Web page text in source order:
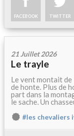
FACEBOOK TWITTER
21 Juillet 2026
Le trayle
Le vent montait de
de honte. Plus de
part dans la
le sache. Un
#les chevaliers